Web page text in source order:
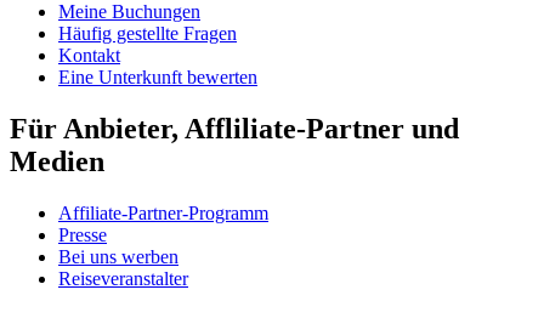
Meine Buchungen
Häufig gestellte Fragen
Kontakt
Eine Unterkunft bewerten
Für Anbieter, Affliliate-Partner und
Medien
Affiliate-Partner-Programm
Presse
Bei uns werben
Reiseveranstalter